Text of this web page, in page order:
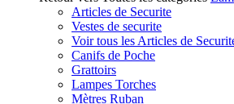
Articles de Securite
Vestes de securite
Voir tous les Articles de
Canifs de Poche
Grattoirs
Lampes Torches
Mètres Ruban